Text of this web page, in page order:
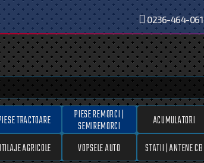
0236-464-061
TRACTOARE PIESE REMORCI |
SEMIREMORCI ACUMULATORI
AGRICOLE VOPSELE AUTO STATII | ANTENE CB